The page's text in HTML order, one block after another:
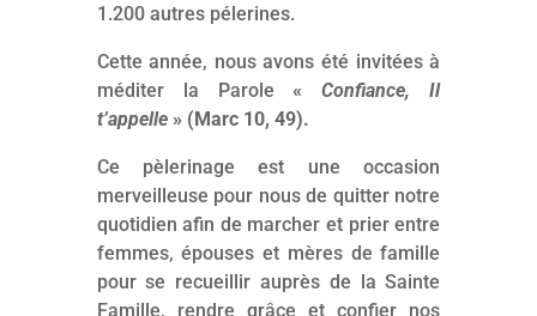
1.200 autres pélerines.
Cette année, nous avons été invitées à
méditer la Parole«Confiance, Il
t’appelle» (Marc 10, 49).
Ce pèlerinage est une occasion
merveilleuse pour nous de quitter notre
quotidien afin de marcher et prier entre
femmes, épouses et mères de famille
pour se recueillir auprès de la Sainte
Famille, rendre grâce et confier nos